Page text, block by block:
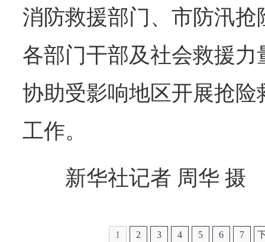
消防救援部门、市防汛
各部门干部及社会救援力
协助受影响地区开展抢
工作。
新华社记者 周华 摄
1 2 3 4 5 6 7